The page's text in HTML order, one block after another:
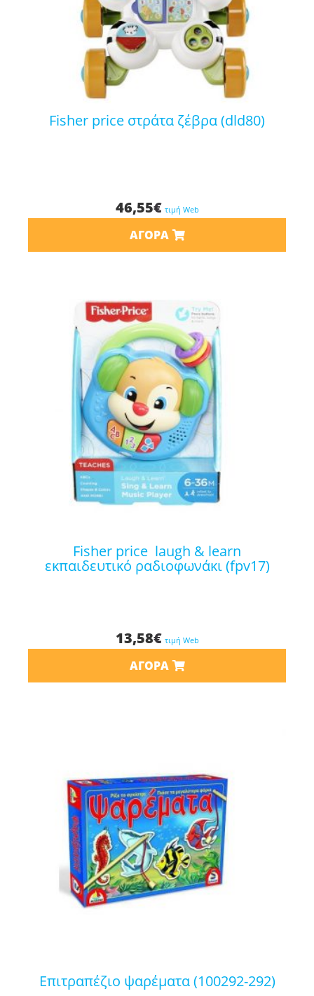
fisher price στράτα ζέβρα (dld80)
46,55€ τιμή Web
ΑΓΟΡΆ
fisher price laugh & learn
εκπαιδευτικό ραδιοφωνάκι (fpv17)
13,58€ τιμή Web
ΑΓΟΡΆ
επιτραπέζιο ψαρέματα (100292-292)